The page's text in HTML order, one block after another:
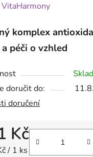
VitaHarmony
komplex
péči o vzhled
doručit do:
doručení
Kč
/ 1 ks